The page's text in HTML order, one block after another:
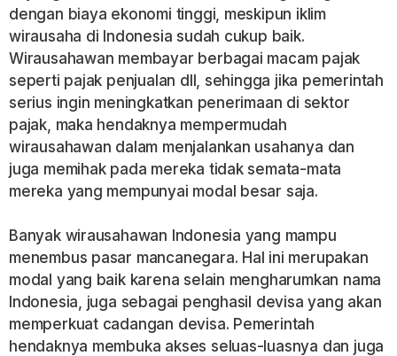
dengan biaya ekonomi tinggi, meskipun iklim
wirausaha di Indonesia sudah cukup baik.
Wirausahawan membayar berbagai macam pajak
seperti pajak penjualan dll, sehingga jika pemerintah
serius ingin meningkatkan penerimaan di sektor
pajak, maka hendaknya mempermudah
wirausahawan dalam menjalankan usahanya dan
juga memihak pada mereka tidak semata-mata
mereka yang mempunyai modal besar saja.
Banyak wirausahawan Indonesia yang mampu
menembus pasar mancanegara. Hal ini merupakan
modal yang baik karena selain mengharumkan nama
Indonesia, juga sebagai penghasil devisa yang akan
memperkuat cadangan devisa. Pemerintah
hendaknya membuka akses seluas-luasnya dan juga